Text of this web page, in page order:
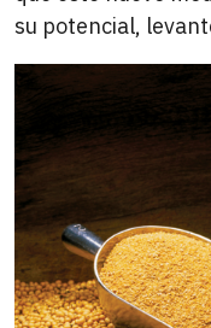
su potencial,